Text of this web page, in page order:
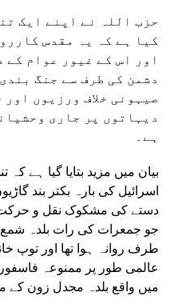
حزب اللہ نے اپنے ایک
کیا ہے کہ یہ مقدس
اور اس کے غیور عوام کے
دشمن کی طرف سے جنگ
صیہونی خلاف ورزیوں
دیہاتوں پر جاری
ہے۔
بیان میں مزید بتایا گیا ہے
اسرائیل کی بارہ بکتر بند
دستے کی مشکوک نقل و حرکت
جو جمعرات کی رات بلدہ
طرف روانہ ہوا تھا اور توپ
عالمی طور پر ممنوعہ
میں واقع بلدہ مجدل زون کے